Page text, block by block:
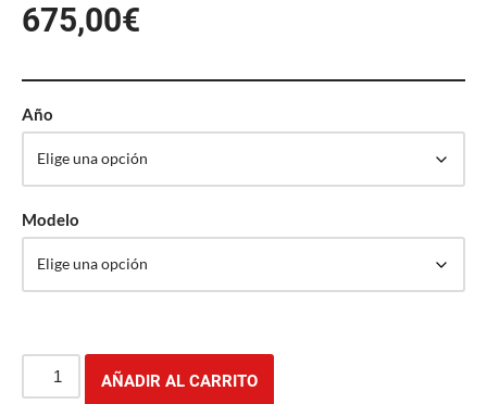
675,00€
Año
Modelo
AÑADIR AL CARRITO